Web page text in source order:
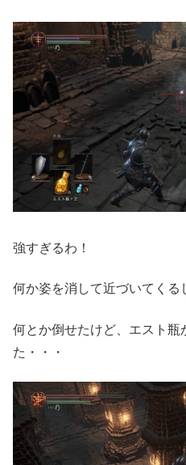
強すぎるわ！
何か姿を消して近づいてくる
何とか倒せたけど、エスト瓶
た・・・